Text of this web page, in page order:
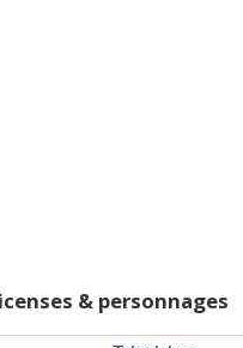
& personnages